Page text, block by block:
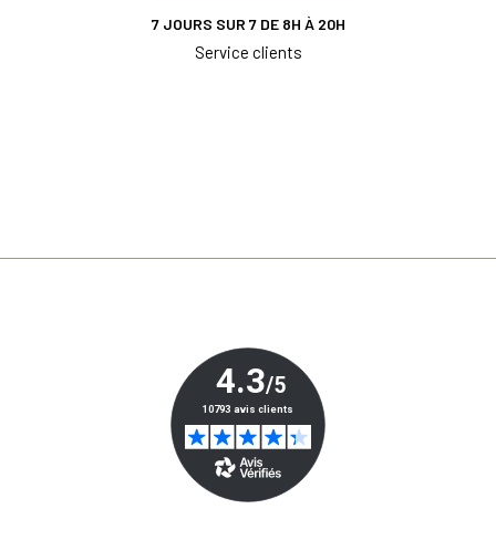
7 JOURS SUR 7 DE 8H À 20H
Service clients